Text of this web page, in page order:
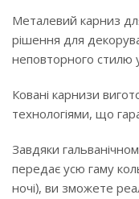
Металевий карниз
рішення для
неповторного стилю
Ковані карнизи
технологіями, що
Завдяки
передає усю гаму
ночі), ви зможете